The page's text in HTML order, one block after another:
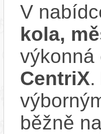
V
kola,
výkonná
CentriX.
běžně